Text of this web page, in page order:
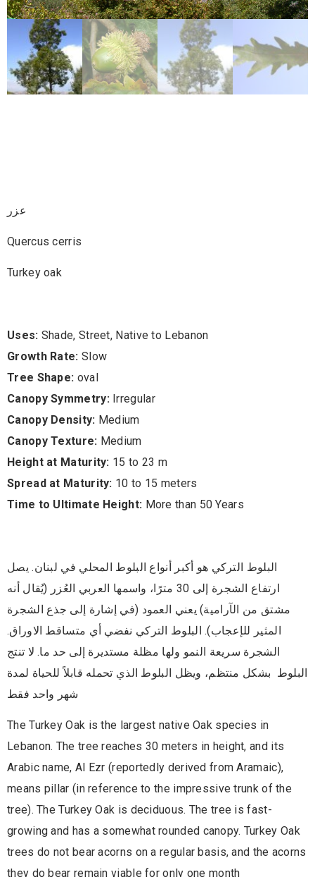
عزر
Quercus cerris
Turkey oak
Uses: Shade, Street, Native to Lebanon
Growth Rate: Slow
Tree Shape: oval
Canopy Symmetry:Irregular
Canopy Density: Medium
Canopy Texture: Medium
Height at Maturity: 15 to 23 m
Spread at Maturity: 10 to 15 meters
Time to Ultimate Height: More than 50 Years
البلوط التركي هو أكبر أنواع البلوط المحلي في لبنان. يصل
ارتفاع الشجرة إلى 30 مترًا، واسمها العربي العُزر (يُقال أنه
مشتق من الآرامية) يعني العمود (في إشارة إلى جذع الشجرة
المثير للإعجاب). البلوط التركي نفضي أي متساقط الاوراق.
الشجرة سريعة النمو ولها مظلة مستديرة إلى حد ما. لا تنتج
البلوط بشكل منتظم، ويظل البلوط الذي تحمله قابلاً للحياة لمدة
شهر واحد فقط
The Turkey Oak is the largest native Oak species in
Lebanon. The tree reaches 30 meters in height, and its
Arabic name, Al Ezr (reportedly derived from Aramaic),
means pillar (in reference to the impressive trunk of the
tree). The Turkey Oak is deciduous. The tree is fast-
growing and has a somewhat rounded canopy. Turkey Oak
trees do not bear acorns on a regular basis, and the acorns
they do bear remain viable for only one month